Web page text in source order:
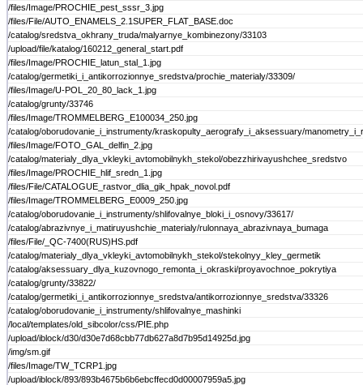
/files/Image/PROCHIE_pest_sssr_3.jpg
/files/File/AUTO_ENAMELS_2.1SUPER_FLAT_BASE.doc
/catalog/sredstva_okhrany_truda/malyarnye_kombinezony/33103
/upload/file/katalog/160212_general_start.pdf
/files/Image/PROCHIE_latun_stal_1.jpg
/catalog/germetiki_i_antikorrozionnye_sredstva/prochie_materialy/33309/
/files/Image/U-POL_20_80_lack_1.jpg
/catalog/grunty/33746
/files/Image/TROMMELBERG_E100034_250.jpg
/catalog/oborudovanie_i_instrumenty/kraskopulty_aerografy_i_aksessuary/
/files/Image/FOTO_GAL_delfin_2.jpg
/catalog/materialy_dlya_vkleyki_avtomobilnykh_stekol/obezzhirivayushchee_sredstvo
/files/Image/PROCHIE_hlif_sredn_1.jpg
/files/File/CATALOGUE_rastvor_dlia_gik_hpak_novol.pdf
/files/Image/TROMMELBERG_E0009_250.jpg
/catalog/oborudovanie_i_instrumenty/shlifovalnye_bloki_i_osnovy/33617/
/catalog/abrazivnye_i_matiruyushchie_materialy/rulonnaya_abrazivnaya_bumaga
/files/File/_QC-7400(RUS)HS.pdf
/catalog/materialy_dlya_vkleyki_avtomobilnykh_stekol/stekolnyy_kley_germetik
/catalog/aksessuary_dlya_kuzovnogo_remonta_i_okraski/proyavochnoe_pokrytiya
/catalog/grunty/33822/
/catalog/germetiki_i_antikorrozionnye_sredstva/antikorrozionnye_sredstva/33326
/catalog/oborudovanie_i_instrumenty/shlifovalnye_mashinki
/local/templates/old_sibcolor/css/PIE.php
/upload/iblock/d30/d30e7d68cbb77db627a8d7b95d14925d.jpg
/img/sm.gif
/files/Image/TW_TCRP1.jpg
/upload/iblock/893/893b4675b6b6ebcffecd0d00007959a5.jpg